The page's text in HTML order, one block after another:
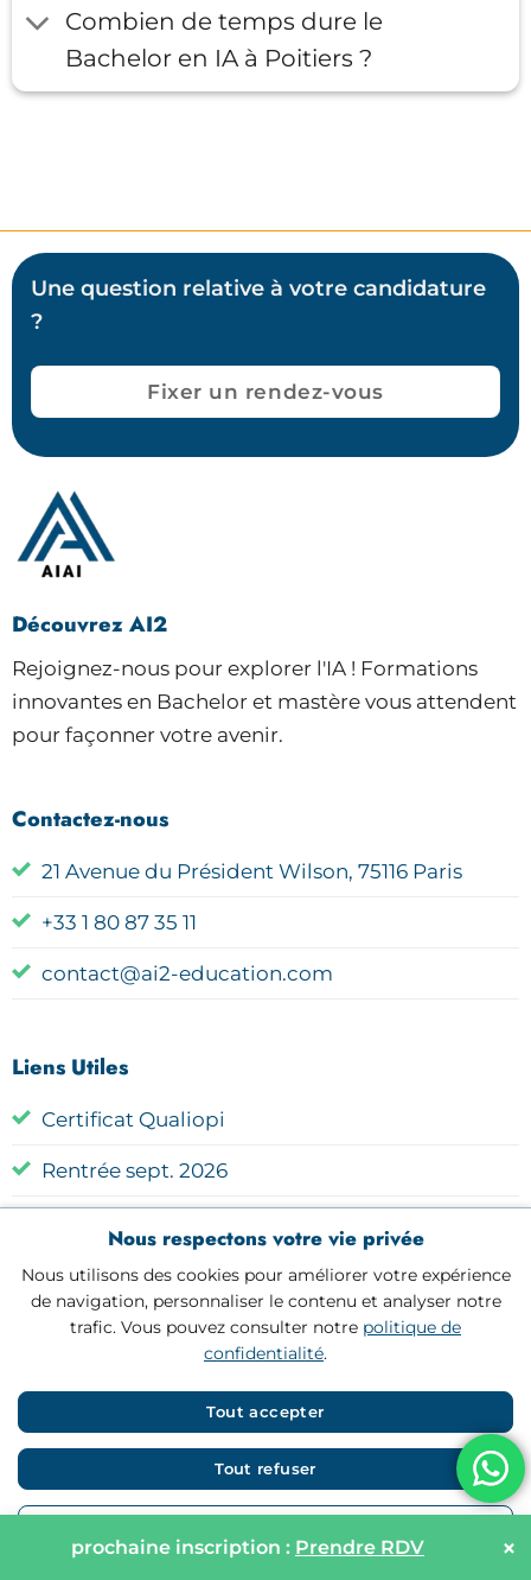
Combien de temps dure le
Bachelor en IA à Poitiers ?
Découvrez AI2
Rejoignez-nous pour explorer l'IA ! Formations
innovantes en Bachelor et mastère vous attendent
pour façonner votre avenir.
Contactez-nous
21 Avenue du Président Wilson, 75116 Paris
+33 1 80 87 35 11
contact@ai2-education.com
Liens Utiles
Certificat Qualiopi
Rentrée sept. 2026
Blog
Une question relative à votre candidature
?
Fixer un rendez-vous
Nous respectons votre vie privée
Nous utilisons des cookies pour améliorer votre expérience
de navigation, personnaliser le contenu et analyser notre
trafic. Vous pouvez consulter notre politique de
confidentialité.
Tout accepter
Tout refuser
prochaine inscription : Prendre RDV ×